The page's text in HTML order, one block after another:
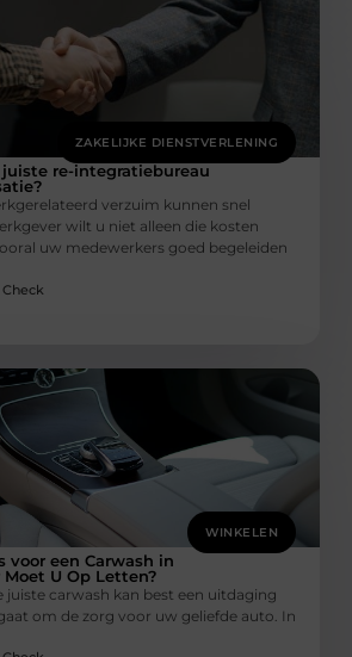
ZAKELIJKE DIENSTVERLENING
re-integratiebureau
verzuim kunnen snel
wilt u niet alleen die kosten
uw medewerkers goed begeleiden
WINKELEN
voor een Carwash in
U Op Letten?
juiste carwash kan best een uitdaging
om de zorg voor uw geliefde auto. In